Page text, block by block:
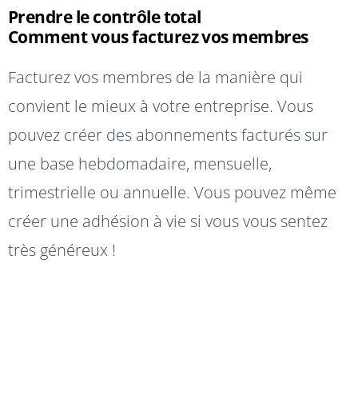
Prendre le contrôle total
Comment vous facturez vos membres
Facturez vos membres de la manière qui
convient le mieux à votre entreprise. Vous
pouvez créer des abonnements facturés sur
une base hebdomadaire, mensuelle,
trimestrielle ou annuelle. Vous pouvez même
créer une adhésion à vie si vous vous sentez
très généreux !